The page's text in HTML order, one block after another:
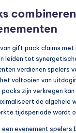
gift pack claims
leiden tot
verdienen spelers
voltooien van
zijn verkregen kan
de algehele
tijdsperiode wordt
een evenement spelers